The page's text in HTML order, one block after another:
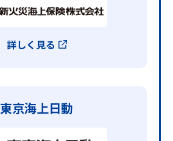
詳しく見る
東京海上日動